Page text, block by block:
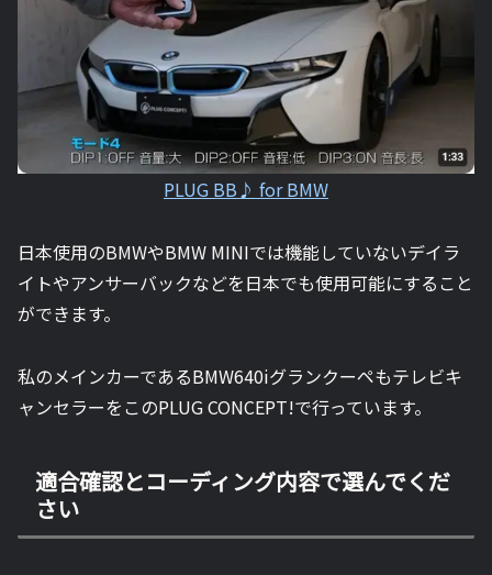
PLUG BB♪ for BMW
日本使用のBMWやBMW MINIでは機能していないデイラ
イトやアンサーバックなどを日本でも使用可能にすること
ができます。
私のメインカーであるBMW640iグランクーペもテレビキ
ャンセラーをこのPLUG CONCEPT!で行っています。
適合確認とコーディング内容で選んでくだ
さい